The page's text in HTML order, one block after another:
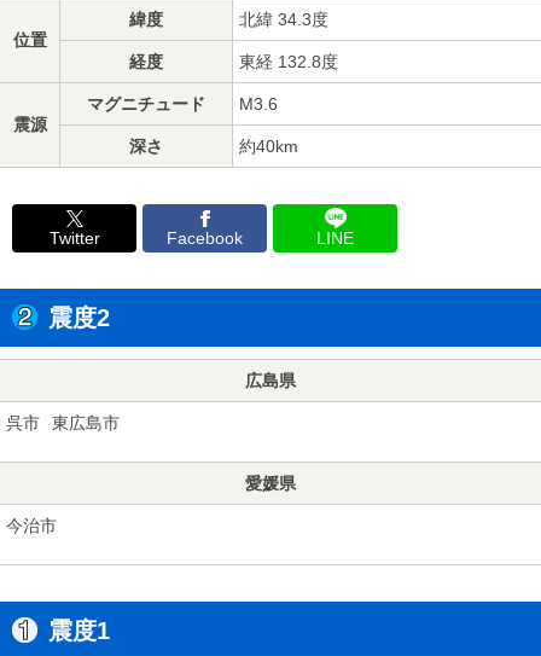
位置
緯度 北緯 34.3度
経度 東経 132.8度
震源
マグニチュード M3.6
深さ 約40km
Twitter Facebook LINE
震度2
広島県
呉市 東広島市
愛媛県
今治市
震度1